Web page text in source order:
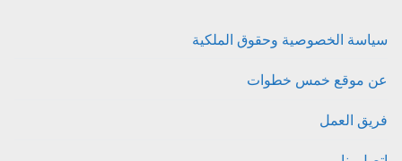
سياسة الخصوصية وحقوق الملكية
عن موقع خمس خطوات
فريق العمل